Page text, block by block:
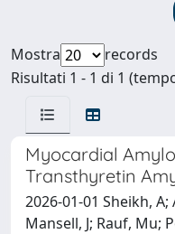
Mostra
records
Risultati 1 - 1 di 1
Myocardial
Transthyretin
2026-01-01 Sheikh, A;
Mansell, J; Rauf, Mu;